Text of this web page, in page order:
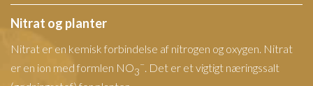
Nitrat og planter
Nitrat er en kemisk forbindelse af nitrogen og oxygen. Nitrat
er en ion med formlen NO3
–. Det er et vigtigt næringssalt